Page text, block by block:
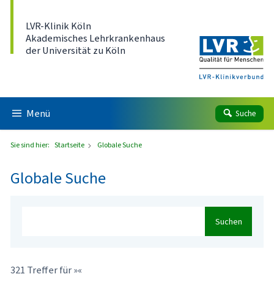
LVR-Klinik Köln
Akademisches Lehrkrankenhaus
der Universität zu Köln
Menü Suche
Sie sind hier: Startseite Globale Suche
Globale Suche
Suchen
321 Treffer für »«